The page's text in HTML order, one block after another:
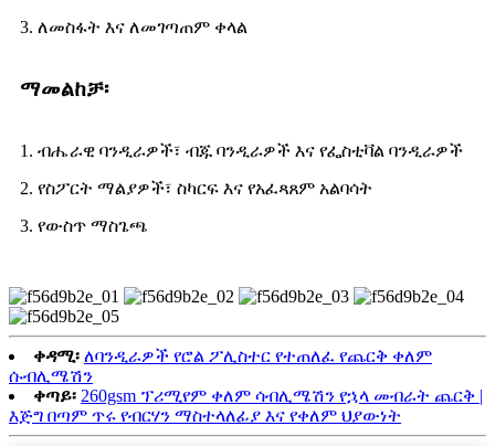
3. ለመስፋት እና ለመገጣጠም ቀላል
ማመልከቻ፡
1. ብሔራዊ ባንዲራዎች፣ ብጁ ባንዲራዎች እና የፌስቲቫል ባንዲራዎች
2. የስፖርት ማልያዎች፣ ስካርፍ እና የአፈጻጸም አልባሳት
3. የውስጥ ማስጌጫ
ቀዳሚ፡ ለባንዲራዎች የሮል ፖሊስተር የተጠለፈ የጨርቅ ቀለም
ሱብሊሜሽን
ቀጣይ፡ 260gsm ፕሪሚየም ቀለም ሳብሊሜሽን የኋላ መብራት ጨርቅ |
እጅግ በጣም ጥሩ የብርሃን ማስተላለፊያ እና የቀለም ህያውነት